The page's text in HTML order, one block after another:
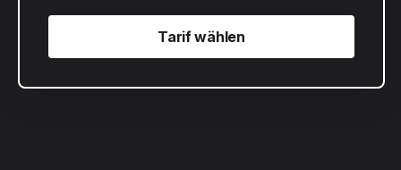
Tarif wählen
Tarif wählen